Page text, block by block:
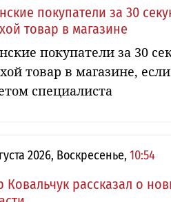
покупатели за 30
товар в магазине
покупатели за 30
товар в магазине,
специалиста
2026, Воскресенье, 10:54
Ковальчук рассказал о